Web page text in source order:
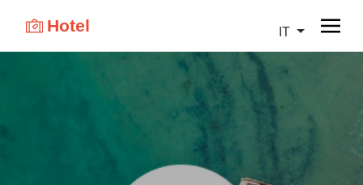
Hotel IT